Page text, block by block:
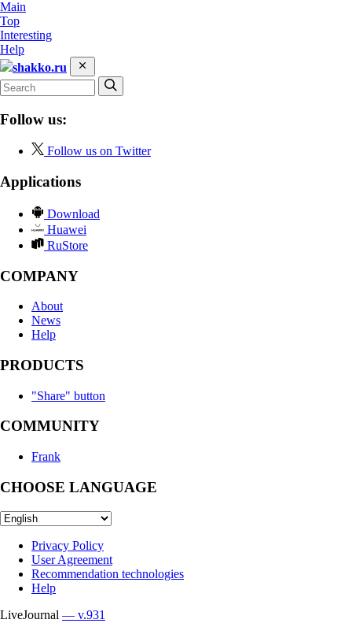
Main
Top
Interesting
Help
shakko.ru
Follow us:
Follow us on Twitter
Applications
Download
Huawei
RuStore
COMPANY
About
News
Help
PRODUCTS
"Share" button
COMMUNITY
Frank
CHOOSE LANGUAGE
Privacy Policy
User Agreement
Recommendation technologies
Help
LiveJournal — v.931